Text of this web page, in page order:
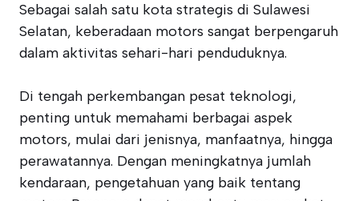
Sebagai salah satu kota strategis di Sulawesi
Selatan, keberadaan motors sangat berpengaruh
dalam aktivitas sehari-hari penduduknya.
Di tengah perkembangan pesat teknologi,
penting untuk memahami berbagai aspek
motors, mulai dari jenisnya, manfaatnya, hingga
perawatannya. Dengan meningkatnya jumlah
kendaraan, pengetahuan yang baik tentang